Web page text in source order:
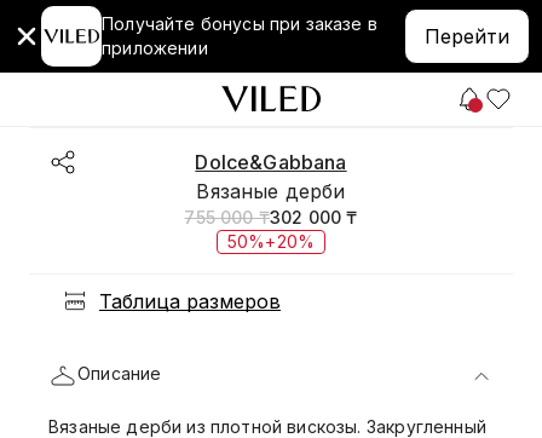
Получайте бонусы при заказе в
приложении
Перейти
Dolce&Gabbana
Вязаные дерби
755 000 ₸302 000 ₸
50%+20%
Таблица размеров
Описание
Вязаные дерби из плотной вискозы. Закругленный